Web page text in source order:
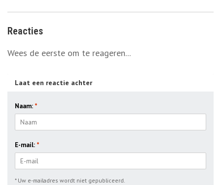
Reacties
Wees de eerste om te reageren...
Laat een reactie achter
Naam: *
E-mail: *
* Uw e-mailadres wordt niet gepubliceerd.